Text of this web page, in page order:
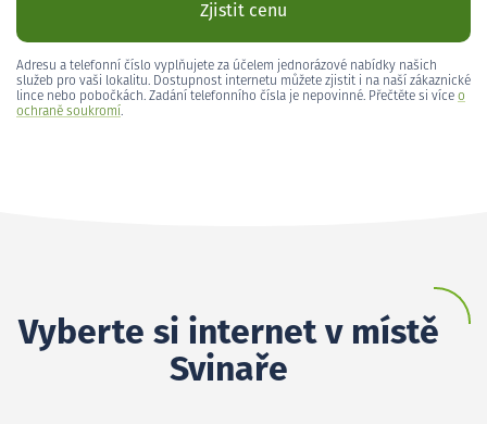
Zjistit cenu
Adresu a telefonní číslo vyplňujete za účelem jednorázové nabídky našich
služeb pro vaši lokalitu. Dostupnost internetu můžete zjistit i na naší zákaznické
lince nebo pobočkách. Zadání telefonního čísla je nepovinné. Přečtěte si více o
ochraně soukromí.
Vyberte si internet v místě
Svinaře